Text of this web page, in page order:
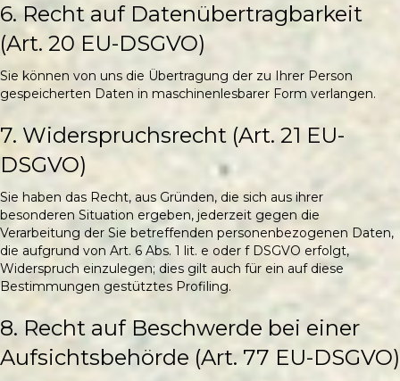
6. Recht auf Datenübertragbarkeit
(Art. 20 EU-DSGVO)
Sie können von uns die Übertragung der zu Ihrer Person
gespeicherten Daten in maschinenlesbarer Form verlangen.
7. Widerspruchsrecht (Art. 21 EU-
DSGVO)
Sie haben das Recht, aus Gründen, die sich aus ihrer
besonderen Situation ergeben, jederzeit gegen die
Verarbeitung der Sie betreffenden personenbezogenen Daten,
die aufgrund von Art. 6 Abs. 1 lit. e oder f DSGVO erfolgt,
Widerspruch einzulegen; dies gilt auch für ein auf diese
Bestimmungen gestütztes Profiling.
8. Recht auf Beschwerde bei einer
Aufsichtsbehörde (Art. 77 EU-DSGVO)